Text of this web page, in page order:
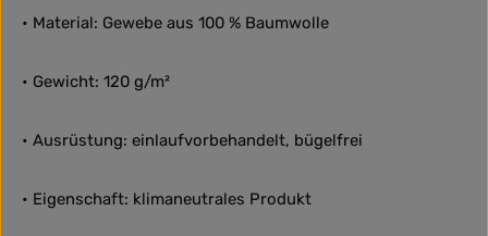
• Material: Gewebe aus 100 % Baumwolle
• Gewicht: 120 g/m²
• Ausrüstung: einlaufvorbehandelt, bügelfrei
• Eigenschaft: klimaneutrales Produkt